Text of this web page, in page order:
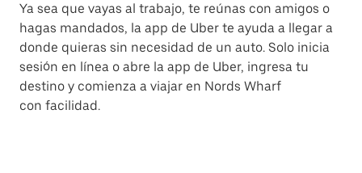
Ya sea que vayas al trabajo, te reúnas con amigos o
hagas mandados, la app de Uber te ayuda a llegar a
donde quieras sin necesidad de un auto. Solo inicia
sesión en línea o abre la app de Uber, ingresa tu
destino y comienza a viajar en Nords Wharf
con facilidad.